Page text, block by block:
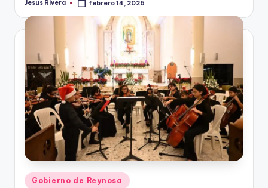
Publicado
Jesus Rivera febrero 14, 2026
Publicado
Gobierno de Reynosa